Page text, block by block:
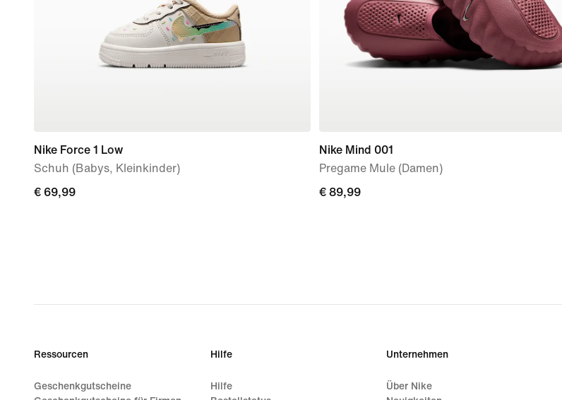
Nike Force 1 Low
Schuh (Babys, Kleinkinder)
€ 69,99
€ 69,99
Nike Mind 001
Pregame Mule (Damen)
€ 89,99
€ 89,99
Ressourcen
Geschenkgutscheine
Hilfe
Hilfe
Unternehmen
Über Nike